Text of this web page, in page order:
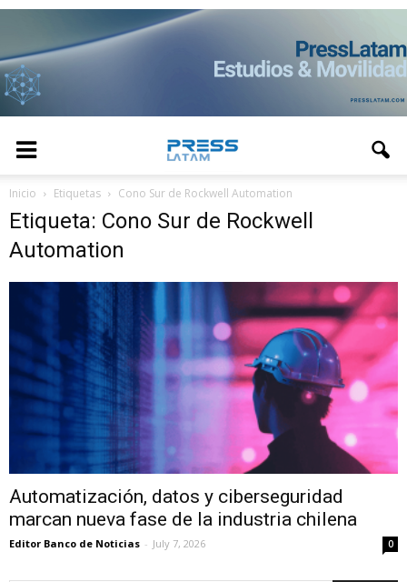
Inicio Etiquetas Cono Sur de Rockwell Automation
Etiqueta: Cono Sur de Rockwell
Automation
Automatización, datos y ciberseguridad
marcan nueva fase de la industria chilena
Editor Banco de Noticias - July 7, 2026 0